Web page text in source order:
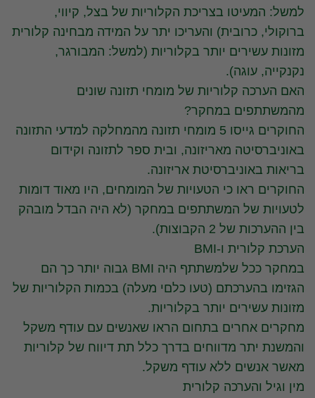
למשל: המעיטו בצריכת הקלוריות של בצל, קיווי,
ברוקולי, כרובית) והעריכו יתר על המידה מבחינה קלורית
מזונות עשירים יותר בקלוריות (למשל: המבורגר,
נקנקייה, עוגה).
האם הערכה קלוריות של מומחי תזונה שונים
מהמשתתפים במחקר?
החוקרים גייסו 5 מומחי תזונה מהמחלקה למדעי התזונה
באוניברסיטה מאריזונה, ובית ספר לתזונה וקידום
בריאות באוניברסיטת אריזונה.
החוקרים ראו כי הטעויות של המומחים, היו מאוד דומות
לטעויות של המשתתפים במחקר (לא היה הבדל מובהק
בין ההערכות של 2 הקבוצות).
הערכת קלורית ו-BMI
במחקר ככל שלמשתתף היה BMI גבוה יותר כך הם
הגזימו בהערכתם (טעו כלםי מעלה) בכמות הקלוריות של
מזונות עשירים יותר בקלוריות.
מחקרים אחרים בתחום הראו שאנשים עם עודף משקל
והמשנת יתר מדווחים בדרך כלל תת דיווח של קלוריות
מאשר אנשים ללא עודף משקל.
מין וגיל והערכה קלורית